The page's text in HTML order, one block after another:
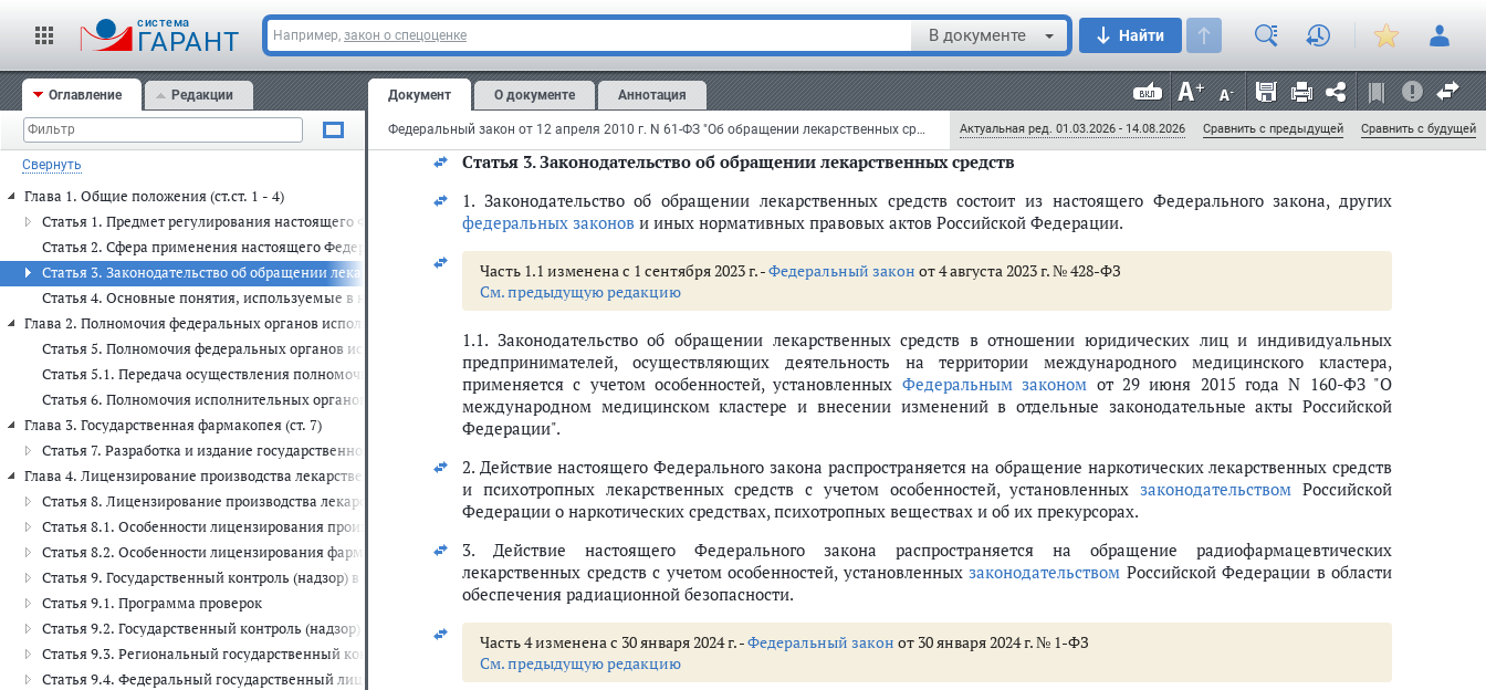
cистема
ГАРАНТ Например, закон о спецоценке В документе Найти
Оглавление Редакции
Свернуть
Глава 1. Общие положения (ст.ст. 1 - 4)
Статья 1. Предмет регулирования настоящего Федерального закона
Статья 2. Сфера применения настоящего Федерального закона
Статья 3. Законодательство об обращении лекарственных средств
Статья 4. Основные понятия, используемые в настоящем Федеральном законе
Глава 2. Полномочия федеральных органов исполнительной власти, исполнительных органов субъектов Российской Федерации при обращении лекарственных средств (ст.ст. 5 - 6)
Статья 5. Полномочия федеральных органов исполнительной власти при обращении лекарственных средств
Статья 5.1. Передача осуществления полномочий федеральных органов исполнительной власти при обращении лекарственных средств исполнительным органам субъектов Российской Федерации
Статья 6. Полномочия исполнительных органов субъекта Российской Федерации при обращении лекарственных средств
Глава 3. Государственная фармакопея (ст. 7)
Статья 7. Разработка и издание государственной фармакопеи, размещение данных о ней
Глава 4. Лицензирование производства лекарственных средств и фармацевтической деятельности, государственный контроль (надзор) в сфере обращения лекарственных средств (ст.ст. 8 - 9.4)
Статья 8. Лицензирование производства лекарственных средств и фармацевтической деятельности
Статья 8.1. Особенности лицензирования производства лекарственных средств (фармацевтической субстанции спирта этилового (этанола)
Статья 8.2. Особенности лицензирования фармацевтической деятельности в части осуществления оптовой торговли лекарственными средствами
Статья 9. Государственный контроль (надзор) в сфере обращения лекарственных средств
Статья 9.1. Программа проверок
Статья 9.2. Государственный контроль (надзор) за реализацией исполнительными органами субъектов Российской Федерации полномочий в сфере обращения лекарственных средств для медицинского
Статья 9.3. Региональный государственный контроль (надзор) за применением цен на лекарственные препараты, включенные в перечень жизненно необходимых и важнейших лекарственных препаратов
Статья 9.4. Федеральный государственный лицензионный контроль деятельности по производству лекарственных средств
Документ О документе Аннотация
Федеральный закон от 12 апреля 2010 г. N 61-ФЗ "Об обращении лекарственных средств" (с изменениями и дополнениями) Актуальная ред. 01.03.2026 - 14.08.2026 Сравнить с предыдущей Сравнить с будущей
Настоящий Федеральный закон применяется к отношениям, возникающим при обращении лекарственных средств на
территории Российской Федерации.
См.комментариик статье 2 настоящего Федерального закона
Статья 3.Законодательство об обращении лекарственных средств
1. Законодательство об обращении лекарственных средств состоит из настоящего Федерального закона, других
федеральных законов и иных нормативных правовых актов Российской Федерации.
Часть 1.1 изменена с 1 сентября 2023 г. -Федеральный закон от 4 августа 2023 г. № 428-ФЗ
См. предыдущую редакцию
1.1. Законодательство об обращении лекарственных средств в отношении юридических лиц и индивидуальных
предпринимателей, осуществляющих деятельность на территории международного медицинского кластера,
применяется с учетом особенностей, установленных Федеральным законом от 29 июня 2015 года N 160-ФЗ "О
международном медицинском кластере и внесении изменений в отдельные законодательные акты Российской
Федерации".
2. Действие настоящего Федерального закона распространяется на обращение наркотических лекарственных средств
и психотропных лекарственных средств с учетом особенностей, установленныхзаконодательством Российской
Федерации о наркотических средствах, психотропных веществах и об их прекурсорах.
3. Действие настоящего Федерального закона распространяется на обращение радиофармацевтических
лекарственных средств с учетом особенностей, установленных законодательством Российской Федерации в области
обеспечения радиационной безопасности.
Часть 4 изменена с 30 января 2024 г. -Федеральный закон от 30 января 2024 г. № 1-ФЗ
См. предыдущую редакцию